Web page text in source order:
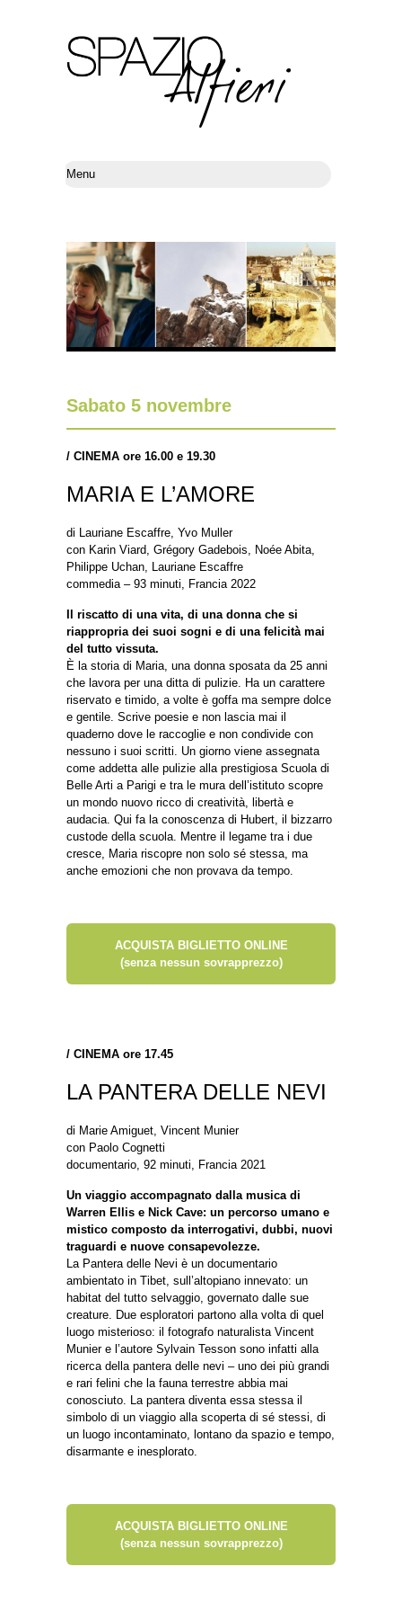
Sabato 5 novembre
/ CINEMA ore 16.00 e 19.30
MARIA E L’AMORE
di Lauriane Escaffre, Yvo Muller
con Karin Viard, Grégory Gadebois, Noée Abita,
Philippe Uchan, Lauriane Escaffre
commedia – 93 minuti, Francia 2022
Il riscatto di una vita, di una donna che si
riappropria dei suoi sogni e di una felicità mai
del tutto vissuta.
È la storia di Maria, una donna sposata da 25 anni
che lavora per una ditta di pulizie. Ha un carattere
riservato e timido, a volte è goffa ma sempre dolce
e gentile. Scrive poesie e non lascia mai il
quaderno dove le raccoglie e non condivide con
nessuno i suoi scritti. Un giorno viene assegnata
come addetta alle pulizie alla prestigiosa Scuola di
Belle Arti a Parigi e tra le mura dell’istituto scopre
un mondo nuovo ricco di creatività, libertà e
audacia. Qui fa la conoscenza di Hubert, il bizzarro
custode della scuola. Mentre il legame tra i due
cresce, Maria riscopre non solo sé stessa, ma
anche emozioni che non provava da tempo.
ACQUISTA BIGLIETTO ONLINE
(senza nessun sovrapprezzo)
/ CINEMA ore 17.45
LA PANTERA DELLE NEVI
di Marie Amiguet, Vincent Munier
con Paolo Cognetti
documentario, 92 minuti, Francia 2021
Un viaggio accompagnato dalla musica di
Warren Ellis e Nick Cave: un percorso umano e
mistico composto da interrogativi, dubbi, nuovi
traguardi e nuove consapevolezze.
La Pantera delle Nevi è un documentario
ambientato in Tibet, sull’altopiano innevato: un
habitat del tutto selvaggio, governato dalle sue
creature. Due esploratori partono alla volta di quel
luogo misterioso: il fotografo naturalista Vincent
Munier e l’autore Sylvain Tesson sono infatti alla
ricerca della pantera delle nevi – uno dei più grandi
e rari felini che la fauna terrestre abbia mai
conosciuto. La pantera diventa essa stessa il
simbolo di un viaggio alla scoperta di sé stessi, di
un luogo incontaminato, lontano da spazio e tempo,
disarmante e inesplorato.
ACQUISTA BIGLIETTO ONLINE
(senza nessun sovrapprezzo)